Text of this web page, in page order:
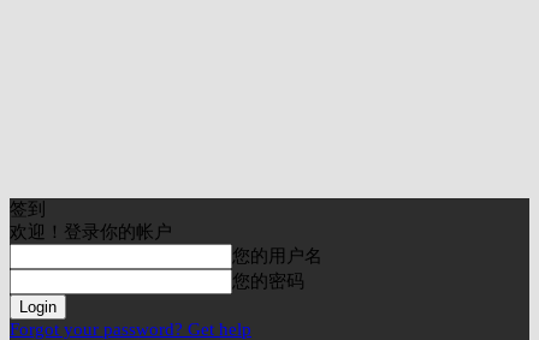
签到
欢迎！登录你的帐户
您的用户名
您的密码
Forgot your password? Get help